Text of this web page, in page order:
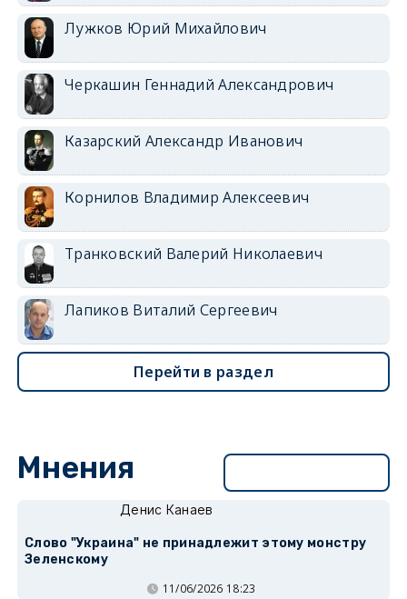
Лужков Юрий Михайлович
Черкашин Геннадий Александрович
Казарский Александр Иванович
Корнилов Владимир Алексеевич
Транковский Валерий Николаевич
Лапиков Виталий Сергеевич
Перейти в раздел
Мнения
Денис Канаев
Слово "Украина" не принадлежит этому монстру
Зеленскому
11/06/2026 18:23